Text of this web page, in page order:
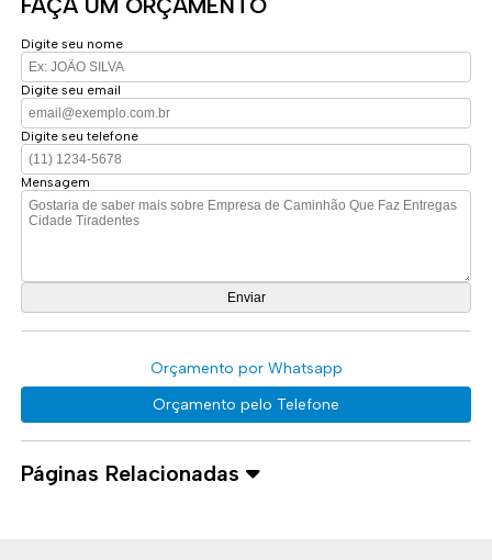
FAÇA UM ORÇAMENTO
Digite seu nome
Digite seu email
Digite seu telefone
Mensagem
Orçamento por Whatsapp
Orçamento pelo Telefone
Páginas Relacionadas